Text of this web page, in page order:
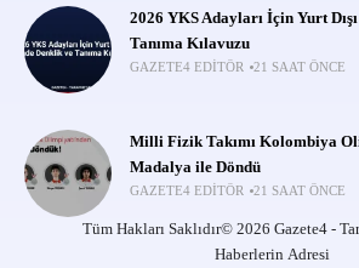
2026 YKS Adayları İçin Yurt
Tanıma Kılavuzu
GAZETE4 EDITÖR 21 SAAT ÖNCE
Milli Fizik Takımı Kolombiya
Madalya ile Döndü
GAZETE4 EDITÖR 21 SAAT ÖNCE
Tüm Hakları Saklıdır© 2026 Gazete4 -
Haberlerin Adresi